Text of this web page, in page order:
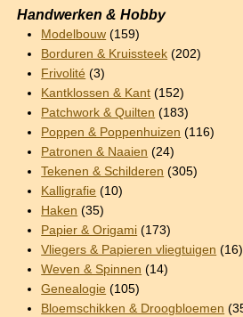
Handwerken & Hobby
Modelbouw (159)
Borduren & Kruissteek (202)
Frivolité (3)
Kantklossen & Kant (152)
Patchwork & Quilten (183)
Poppen & Poppenhuizen (116)
Patronen & Naaien (24)
Tekenen & Schilderen (305)
Kalligrafie (10)
Haken (35)
Papier & Origami (173)
Vliegers & Papieren vliegtuigen (16)
Weven & Spinnen (14)
Genealogie (105)
Bloemschikken & Droogbloemen